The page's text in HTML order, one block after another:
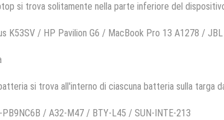
si trova solitamente nella parte inferiore del
K53SV / HP Pavilion G6 / MacBook Pro 13 A1278 /
si trova all'interno di ciascuna batteria sulla
PB9NC6B / A32-M47 / BTY-L45 / SUN-INTE-213